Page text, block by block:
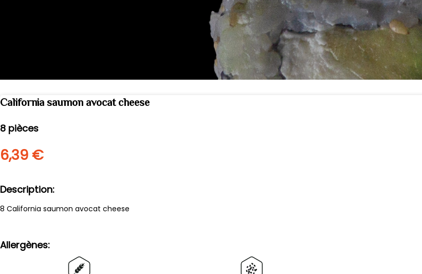
California saumon avocat cheese
8 pièces
6,39 €
Description
8 California saumon avocat cheese
Allergènes